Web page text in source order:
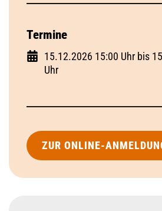
Termine
15.12.2026 15:00 Uhr bis
Uhr
ZUR ONLINE-